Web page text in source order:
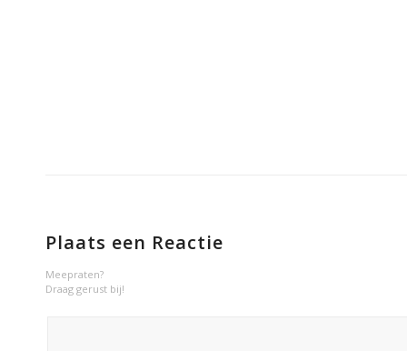
Plaats een Reactie
Meepraten?
Draag gerust bij!